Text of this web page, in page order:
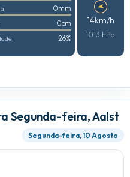
0mm
0cm
26%
14km/h
1013 hPa
Segunda-feira, Aalst
Segunda-feira, 10 Agosto